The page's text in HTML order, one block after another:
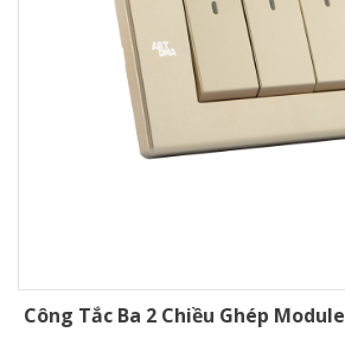
Công Tắc Ba 2 Chiều Ghép Module